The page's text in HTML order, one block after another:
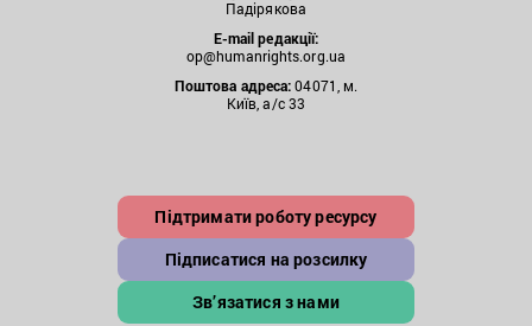
Падірякова
E-mail редакції:
op@humanrights.org.ua
Поштова адреса:04071, м.
Київ, а/с 33
Підтримати роботу ресурсу
Підписатися на розсилку
Зв’язатися з нами